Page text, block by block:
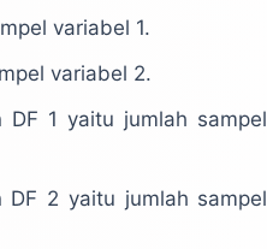
variabel 1.
variabel 2.
DF 1 yaitu jumlah sampel
DF 2 yaitu jumlah sampel